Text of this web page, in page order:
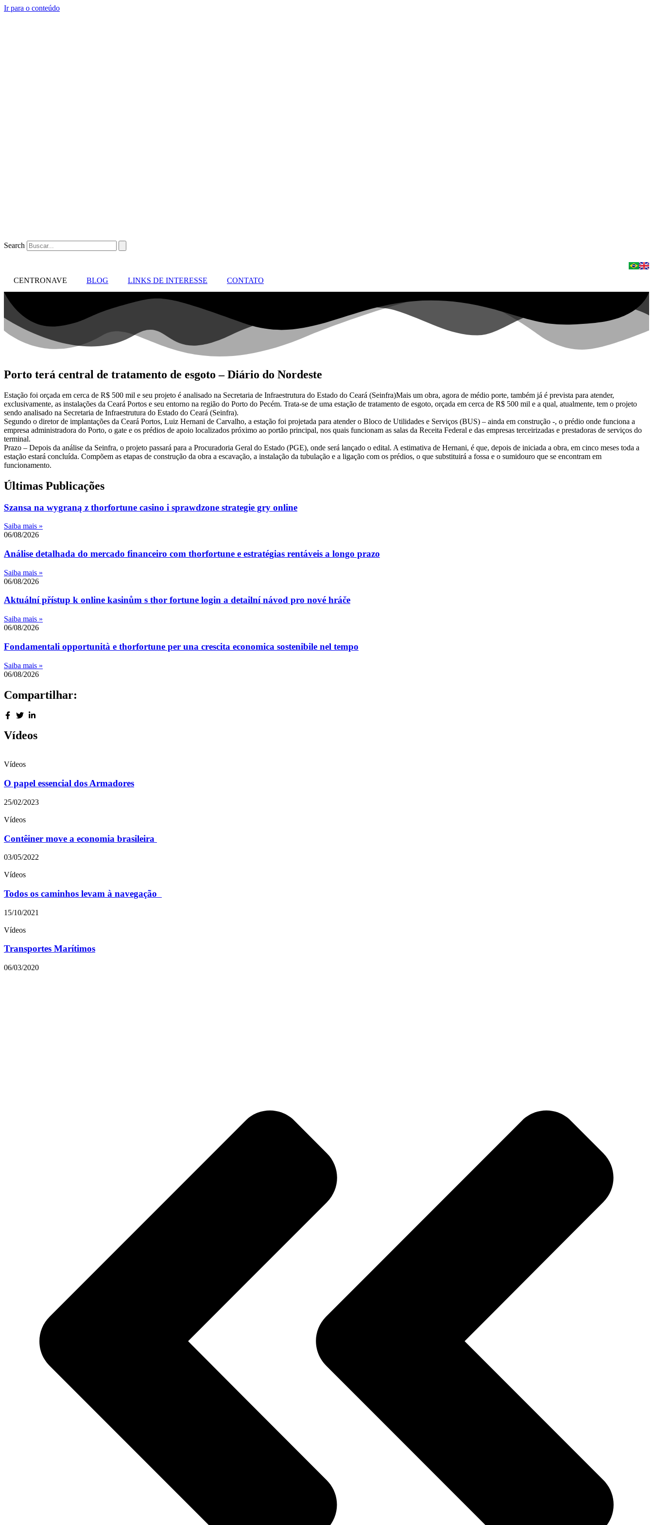
Ir para o conteúdo
Search
CENTRONAVE BLOG LINKS DE INTERESSE CONTATO
Porto terá central de tratamento de esgoto – Diário do Nordeste
Estação foi orçada em cerca de R$ 500 mil e seu projeto é analisado na Secretaria de Infraestrutura do Estado do Ceará (Seinfra)Mais um obra, agora de médio porte, também já é prevista para atender,
exclusivamente, as instalações da Ceará Portos e seu entorno na região do Porto do Pecém. Trata-se de uma estação de tratamento de esgoto, orçada em cerca de R$ 500 mil e a qual, atualmente, tem o projeto
sendo analisado na Secretaria de Infraestrutura do Estado do Ceará (Seinfra).
Segundo o diretor de implantações da Ceará Portos, Luiz Hernani de Carvalho, a estação foi projetada para atender o Bloco de Utilidades e Serviços (BUS) – ainda em construção -, o prédio onde funciona a
empresa administradora do Porto, o gate e os prédios de apoio localizados próximo ao portão principal, nos quais funcionam as salas da Receita Federal e das empresas terceirizadas e prestadoras de serviços do
terminal.
Prazo – Depois da análise da Seinfra, o projeto passará para a Procuradoria Geral do Estado (PGE), onde será lançado o edital. A estimativa de Hernani, é que, depois de iniciada a obra, em cinco meses toda a
estação estará concluída. Compõem as etapas de construção da obra a escavação, a instalação da tubulação e a ligação com os prédios, o que substituirá a fossa e o sumidouro que se encontram em
funcionamento.
Últimas Publicações
Szansa na wygraną z thorfortune casino i sprawdzone strategie gry online
Saiba mais »
06/08/2026
Análise detalhada do mercado financeiro com thorfortune e estratégias rentáveis a longo prazo
Saiba mais »
06/08/2026
Aktuální přístup k online kasinům s thor fortune login a detailní návod pro nové hráče
Saiba mais »
06/08/2026
Fondamentali opportunità e thorfortune per una crescita economica sostenibile nel tempo
Saiba mais »
06/08/2026
Compartilhar:
Vídeos
Vídeos
O papel essencial dos Armadores
25/02/2023
Vídeos
Contêiner move a economia brasileira
03/05/2022
Vídeos
Todos os caminhos levam à navegação
15/10/2021
Vídeos
Transportes Marítimos
06/03/2020